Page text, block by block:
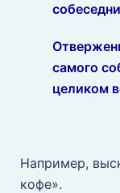
самого
целиком
Например,
кофе».